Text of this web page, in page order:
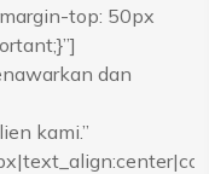
top: 50px
dan
kami.”